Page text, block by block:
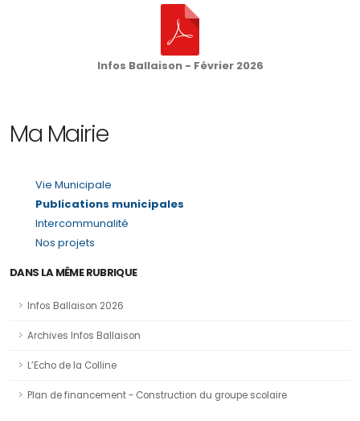
Infos Ballaison - Février 2026
Ma Mairie
Vie Municipale
Publications municipales
Intercommunalité
Nos projets
DANS LA MÊME RUBRIQUE
Infos Ballaison 2026
Archives Infos Ballaison
L’Echo de la Colline
Plan de financement - Construction du groupe scolaire